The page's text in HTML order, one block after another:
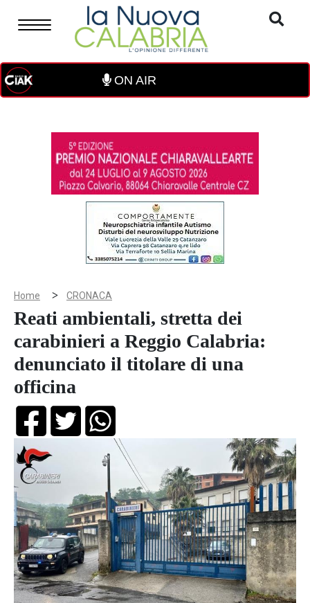
ON AIR
Home > CRONACA
Reati ambientali, stretta dei
carabinieri a Reggio Calabria:
denunciato il titolare di una
officina